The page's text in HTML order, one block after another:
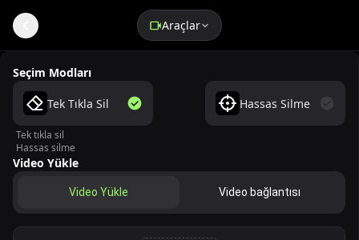
Araçlar
Seçim Modları
Tek Tıkla Sil Hassas Silme
Tek tıkla sil
Hassas silme
Video Yükle
Video Yükle Video bağlantısı